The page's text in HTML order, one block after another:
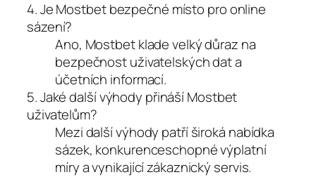
4. Je Mostbet bezpečné místo pro online
sázení?
Ano, Mostbet klade velký důraz na
bezpečnost uživatelských dat a
účetních informací.
5. Jaké další výhody přináší Mostbet
uživatelům?
Mezi další výhody patří široká nabídka
sázek, konkurenceschopné výplatní
míry a vynikající zákaznický servis.